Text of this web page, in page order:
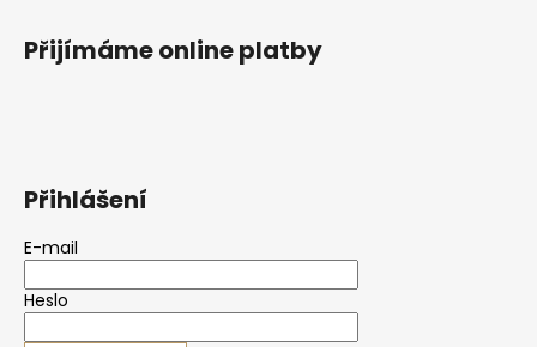
D
o
p
o
r
u
Přijímáme online platby
Přihlášení
E-mail
Heslo